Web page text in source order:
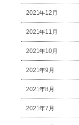
2021年12月
2021年11月
2021年10月
2021年9月
2021年8月
2021年7月